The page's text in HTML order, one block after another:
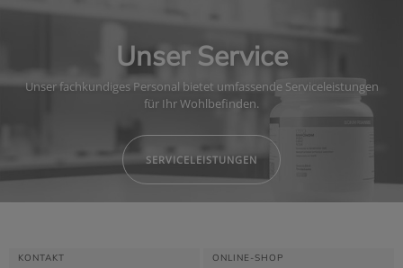
Unser Service
Unser fachkundiges Personal bietet umfassende Serviceleistungen
für Ihr Wohlbefinden.
SERVICELEISTUNGEN
KONTAKT ONLINE-SHOP